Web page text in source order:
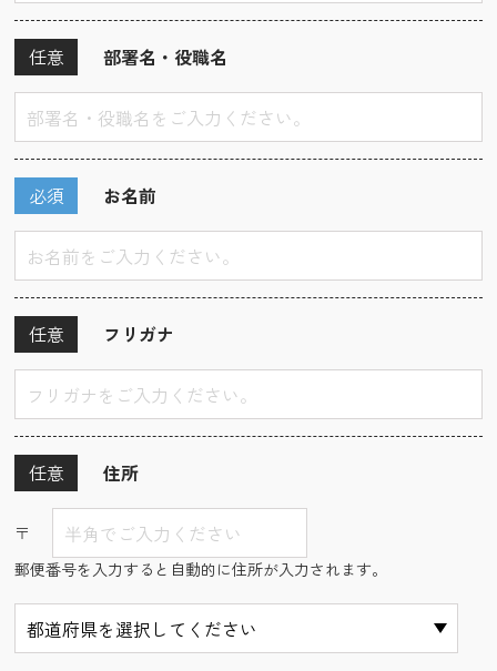
部署名・役職名
任意
お名前
必須
フリガナ
任意
住所
任意
〒
郵便番号を入力すると自動的に住所が入力されます。